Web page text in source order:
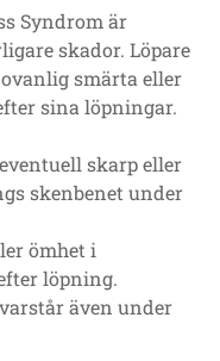
Syndrom är
skador. Löpare
smärta eller
sina löpningar.
skarp eller
skenbenet under
ömhet i
löpning.
även under